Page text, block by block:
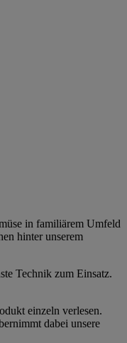
in familiärem Umfeld
hinter unserem
Technik zum Einsatz.
einzeln verlesen.
dabei unsere